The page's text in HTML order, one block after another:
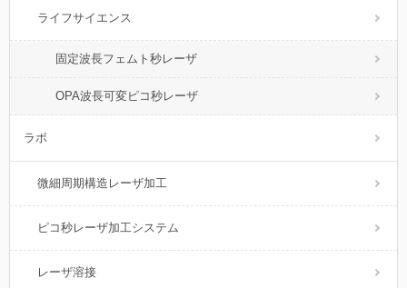
ライフサイエンス
固定波長フェムト秒レーザ
OPA波長可変ピコ秒レーザ
ラボ
微細周期構造レーザ加工
ピコ秒レーザ加工システム
レーザ溶接